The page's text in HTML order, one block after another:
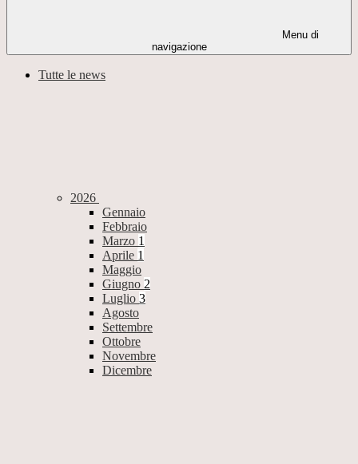
Menu di
navigazione
Tutte le news
2026
Gennaio
Febbraio
Marzo 1
Aprile 1
Maggio
Giugno 2
Luglio 3
Agosto
Settembre
Ottobre
Novembre
Dicembre